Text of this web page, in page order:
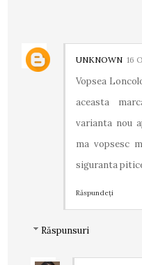
UNKNOWN 16
Vopsea
aceasta
varianta nou
ma vopsesc
siguranta
Răspundeți
Răspunsuri